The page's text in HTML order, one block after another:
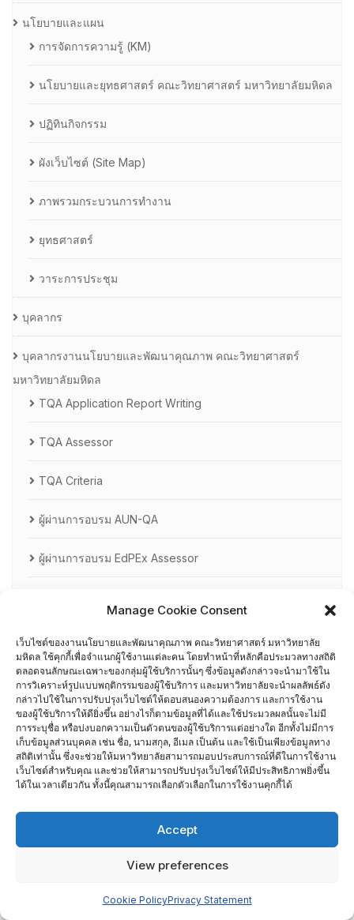
Manage Cookie Consent
เว็บไซต์ของงานนโยบายและพัฒนาคุณภาพ คณะวิทยาศาสตร์ มหาวิทยาลัย
มหิดล ใช้คุกกี้เพื่อจำแนกผู้ใช้งานแต่ละคน โดยทำหน้าที่หลักคือประมวลทางสถิติ
ตลอดจนลักษณะเฉพาะของกลุ่มผู้ใช้บริการนั้นๆ ซึ่งข้อมูลดังกล่าวจะนำมาใช้ใน
การวิเคราะห์รูปแบบพฤติกรรมของผู้ใช้บริการ และมหาวิทยาลัยจะนำผลลัพธ์ดัง
กล่าวไปใช้ในการปรับปรุงเว็บไซต์ให้ตอบสนองความต้องการ และการใช้งาน
ของผู้ใช้บริการให้ดียิ่งขึ้น อย่างไรก็ตามข้อมูลที่ได้และใช้ประมวลผลนั้นจะไม่มี
การระบุชื่อ หรือบ่งบอกความเป็นตัวตนของผู้ใช้บริการแต่อย่างใด อีกทั้งไม่มีการ
เก็บข้อมูลส่วนบุคคล เช่น ชื่อ, นามสกุล, อีเมล เป็นต้น และใช้เป็นเพียงข้อมูลทาง
สถิติเท่านั้น ซึ่งจะช่วยให้มหาวิทยาลัยสามารถมอบประสบการณ์ที่ดีในการใช้งาน
เว็บไซต์สำหรับคุณ และช่วยให้สามารถปรับปรุงเว็บไซต์ให้มีประสิทธิภาพยิ่งขึ้น
ได้ในเวลาเดียวกัน ทั้งนี้คุณสามารถเลือกตัวเลือกในการใช้งานคุกกี้ได้
Accept
View preferences
Cookie PolicyPrivacy Statement
นโยบายและแผน
การจัดการความรู้ (KM)
นโยบายและยุทธศาสตร์ คณะวิทยาศาสตร์ มหาวิทยาลัยมหิดล
ปฏิทินกิจกรรม
ผังเว็บไซต์ (Site Map)
ภาพรวมกระบวนการทำงาน
ยุทธศาสตร์
วาระการประชุม
บุคลากร
บุคลากรงานนโยบายและพัฒนาคุณภาพ คณะวิทยาศาสตร์
มหาวิทยาลัยมหิดล
TQA Application Report Writing
TQA Assessor
TQA Criteria
ผู้ผ่านการอบรม AUN-QA
ผู้ผ่านการอบรม EdPEx Assessor
ศึกษาดูงาน
อื่น ๆ
กรรมการบริหารความเสี่ยง
การอบรมพัฒนาหัวหน้าภาควิชา (HDP)
คณะกรรมการรับเรื่องร้องเรียน
คณะผู้บริหารคณะวิทยาศาสตร์ ที่ผ่านการอบรมด้านพัฒนา
คณะผู้บริหารคณะวิทยาศาสตร์ ปี 2558- 2562